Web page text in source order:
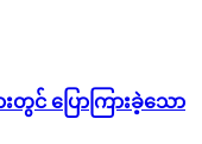
းတွင် ပြောကြားခဲ့သော